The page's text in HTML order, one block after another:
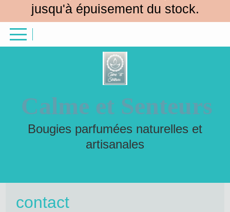
jusqu'à épuisement du stock.
Calme et Senteurs
Bougies parfumées naturelles et
artisanales
contact